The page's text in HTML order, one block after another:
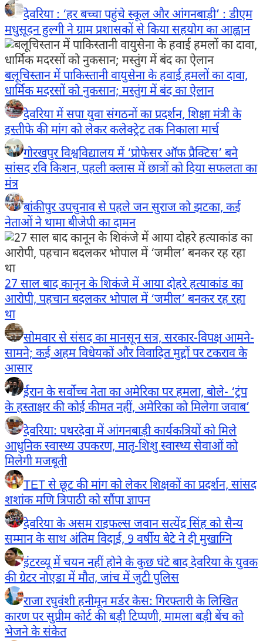
देवरिया : ‘हर बच्चा पहुंचे स्कूल और आंगनबाड़ी’ : डीएम
मधुसूदन हुल्गी ने ग्राम प्रशासकों से किया सहयोग का आह्वान
बलूचिस्तान में पाकिस्तानी वायुसेना के हवाई हमलों का दावा,
धार्मिक मदरसों को नुकसान; मस्तुंग में बंद का ऐलान
देवरिया में सपा युवा संगठनों का प्रदर्शन, शिक्षा मंत्री के
इस्तीफे की मांग को लेकर कलेक्ट्रेट तक निकाला मार्च
गोरखपुर विश्वविद्यालय में ‘प्रोफेसर ऑफ प्रैक्टिस’ बने
सांसद रवि किशन, पहली क्लास में छात्रों को दिया सफलता का
मंत्र
बांकीपुर उपचुनाव से पहले जन सुराज को झटका, कई
नेताओं ने थामा बीजेपी का दामन
27 साल बाद कानून के शिकंजे में आया दोहरे हत्याकांड का
आरोपी, पहचान बदलकर भोपाल में ‘जमील’ बनकर रह रहा
था
सोमवार से संसद का मानसून सत्र, सरकार-विपक्ष आमने-
सामने; कई अहम विधेयकों और विवादित मुद्दों पर टकराव के
आसार
ईरान के सर्वोच्च नेता का अमेरिका पर हमला, बोले- ‘ट्रंप
के हस्ताक्षर की कोई कीमत नहीं, अमेरिका को मिलेगा जवाब’
देवरिया: पथरदेवा में आंगनबाड़ी कार्यकत्रियों को मिले
आधुनिक स्वास्थ्य उपकरण, मातृ-शिशु स्वास्थ्य सेवाओं को
मिलेगी मजबूती
TET से छूट की मांग को लेकर शिक्षकों का प्रदर्शन, सांसद
शशांक मणि त्रिपाठी को सौंपा ज्ञापन
देवरिया के असम राइफल्स जवान सत्येंद्र सिंह को सैन्य
सम्मान के साथ अंतिम विदाई, 9 वर्षीय बेटे ने दी मुखाग्नि
इंटरव्यू में चयन नहीं होने के कुछ घंटे बाद देवरिया के युवक
की ग्रेटर नोएडा में मौत, जांच में जुटी पुलिस
राजा रघुवंशी हनीमून मर्डर केस: गिरफ्तारी के लिखित
कारण पर सुप्रीम कोर्ट की बड़ी टिप्पणी, मामला बड़ी बेंच को
भेजने के संकेत